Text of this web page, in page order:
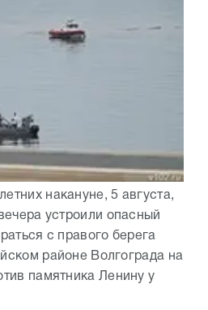
накануне, 5 августа,
устроили опасный
с правого берега
районе Волгограда на
памятника Ленину у